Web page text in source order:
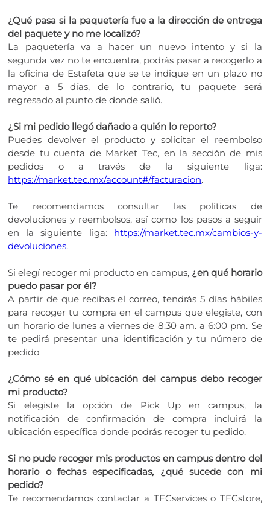
¿Qué pasa si la paquetería fue a la dirección de entrega
del paquete y no me localizó?
La paquetería va a hacer un nuevo intento y si la
segunda vez no te encuentra, podrás pasar a recogerlo a
la oficina de Estafeta que se te indique en un plazo no
mayor a 5 días, de lo contrario, tu paquete será
regresado al punto de donde salió.
¿Si mi pedido llegó dañado a quién lo reporto?
Puedes devolver el producto y solicitar el reembolso
desde tu cuenta de Market Tec, en la sección de mis
pedidos o a través de la siguiente liga:
https://market.tec.mx/account#/facturacion.
Te recomendamos consultar las políticas de
devoluciones y reembolsos, así como los pasos a seguir
en la siguiente liga: https://market.tec.mx/cambios-y-
devoluciones.
Si elegí recoger mi producto en campus, ¿en qué horario
puedo pasar por él?
A partir de que recibas el correo, tendrás 5 días hábiles
para recoger tu compra en el campus que elegiste, con
un horario de lunes a viernes de 8:30 am. a 6:00 pm. Se
te pedirá presentar una identificación y tu número de
pedido
¿Cómo sé en qué ubicación del campus debo recoger
mi producto?
Si elegiste la opción de Pick Up en campus, la
notificación de confirmación de compra incluirá la
ubicación específica donde podrás recoger tu pedido.
Si no pude recoger mis productos en campus dentro del
horario o fechas especificadas, ¿qué sucede con mi
pedido?
Te recomendamos contactar a TECservices o TECstore,